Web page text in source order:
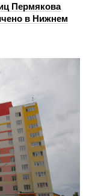
Пермякова
в Нижнем